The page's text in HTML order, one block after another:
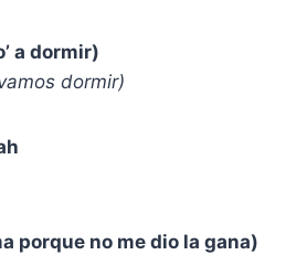
a dormir)
dormir)
porque no me dio la gana)